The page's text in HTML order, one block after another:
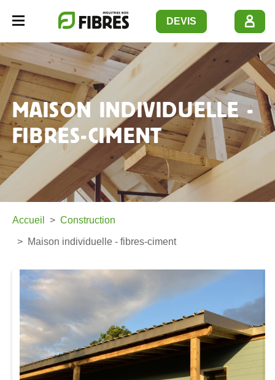
Navbar opener DEVIS
MAISON INDIVIDUELLE -
FIBRES-CIMENT
Accueil Construction
Maison individuelle - fibres-ciment
Panneau de gestion des cookies